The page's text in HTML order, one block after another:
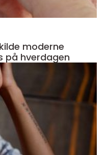
på hverdagen